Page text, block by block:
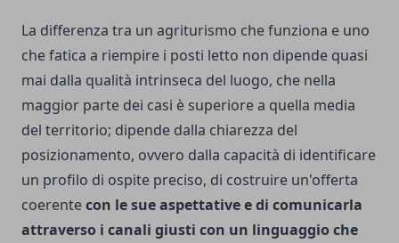
La differenza tra un agriturismo che funziona e uno
che fatica a riempire i posti letto non dipende quasi
mai dalla qualità intrinseca del luogo, che nella
maggior parte dei casi è superiore a quella media
del territorio; dipende dalla chiarezza del
posizionamento, ovvero dalla capacità di identificare
un profilo di ospite preciso, di costruire un'offerta
coerentecon le sue aspettative e di comunicarla
attraverso i canali giusti con un linguaggio che